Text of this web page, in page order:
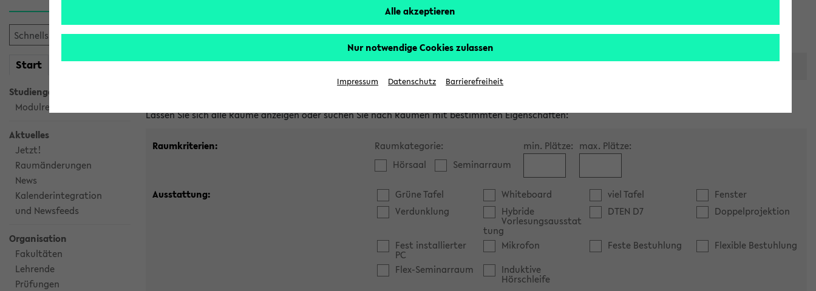
Start meineKVV
Studiengangsauswahl
Modulrecherche
Aktuelles
Jetzt!
Raumänderungen
News
Kalenderintegration
und Newsfeeds
Organisation
Fakultäten
Lehrende
Prüfungen
Im eKVV verwaltete Räume
Lassen Sie sich alle Räume anzeigen oder suchen Sie nach Räumen mit bestimmten Eigenschaften:
Raumkriterien:
Raumkategorie:
Hörsaal
Seminarraum
min. Plätze: max. Plätze:
Ausstattung: Grüne Tafel Whiteboard viel Tafel
Fenster
Verdunklung
Hybride
Vorlesungsausstat
tung
DTEN D7 Doppelprojektion
Fest installierter
PC
Mikrofon Feste Bestuhlung
Flexible Bestuhlung
Flex-Seminarraum
Induktive
Hörschleife
Alle akzeptieren
Nur notwendige Cookies zulassen
Impressum Datenschutz Barrierefreiheit